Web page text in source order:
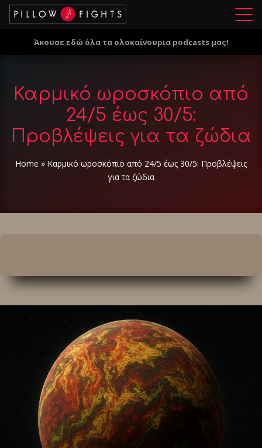
Μ
ο
Άκουσε εδώ όλα τα ολοκαίνουρια podcasts μας!
Καρμικό ωροσκόπιο από
24/5 έως 30/5:
Προβλέψεις για τα ζώδια
Home » Καρμικό ωροσκόπιο από 24/5 έως 30/5: Προβλέψεις
για τα ζώδια